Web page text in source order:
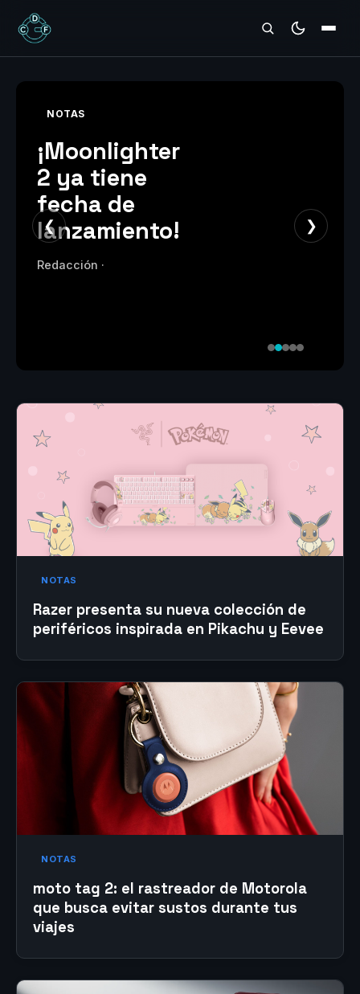
REVIEWS
NOTAS
¡Moonlighter
2 ya tiene
fecha de
lanzamiento!
Redacción ·
❮ ❯
NOTAS
Razer presenta su nueva colección de
periféricos inspirada en Pikachu y Eevee
NOTAS
moto tag 2: el rastreador de Motorola
que busca evitar sustos durante tus
viajes